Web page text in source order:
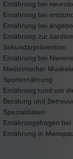
Ernährung bei
Ernährung bei
Ernährung bei
Ernährung zur
Sekundärprävention
Ernährung bei
Medizinischer
Sporternährung
Ernährung rund um
Beratung und
Spezialdiäten
Ernährungsfragen
Ernährung in